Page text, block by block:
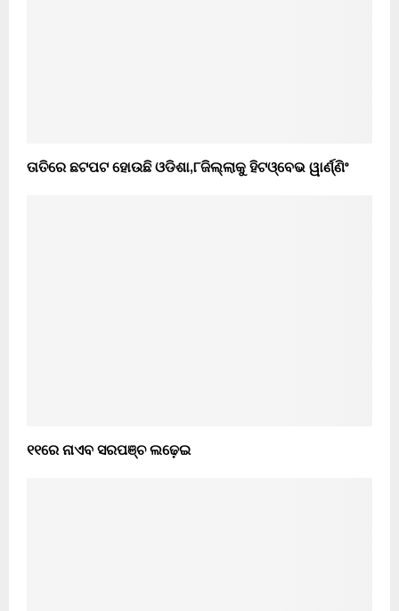
ତାତିରେ ଛଟପଟ ହୋଉଛି ଓଡିଶା,୮ଜିଲ୍ଲାକୁ ହିଟଓ୍ବେଭ ୱାର୍ଣ୍ଣିଂ
୧୧ରେ ନାଏବ ସରପଞ୍ଚ ଲଢ଼େଇ